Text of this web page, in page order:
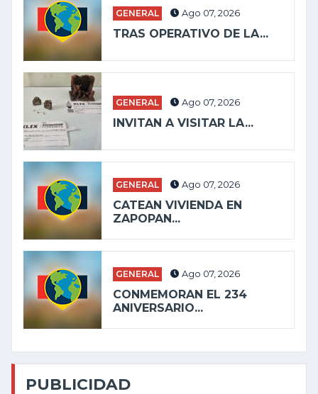
GENERAL Ago 07, 2026
TRAS OPERATIVO DE LA...
GENERAL Ago 07, 2026
INVITAN A VISITAR LA...
GENERAL Ago 07, 2026
CATEAN VIVIENDA EN
ZAPOPAN...
GENERAL Ago 07, 2026
CONMEMORAN EL 234
ANIVERSARIO...
PUBLICIDAD